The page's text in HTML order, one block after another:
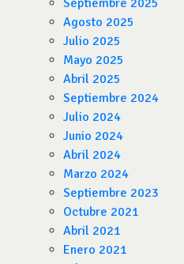
Septiembre 2025
Agosto 2025
Julio 2025
Mayo 2025
Abril 2025
Septiembre 2024
Julio 2024
Junio 2024
Abril 2024
Marzo 2024
Septiembre 2023
Octubre 2021
Abril 2021
Enero 2021